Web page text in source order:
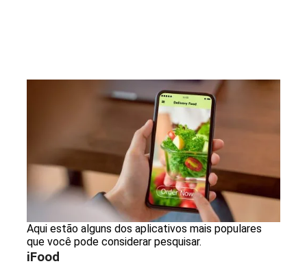
Aqui estão alguns dos aplicativos mais populares
que você pode considerar pesquisar.
iFood